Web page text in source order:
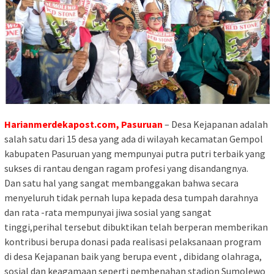
Harianmerdekapost.com, Pasuruan – Desa Kejapanan adalah
salah satu dari 15 desa yang ada di wilayah kecamatan Gempol
kabupaten Pasuruan yang mempunyai putra putri terbaik yang
sukses di rantau dengan ragam profesi yang disandangnya.
Dan satu hal yang sangat membanggakan bahwa secara
menyeluruh tidak pernah lupa kepada desa tumpah darahnya
dan rata -rata mempunyai jiwa sosial yang sangat
tinggi,perihal tersebut dibuktikan telah berperan memberikan
kontribusi berupa donasi pada realisasi pelaksanaan program
di desa Kejapanan baik yang berupa event , dibidang olahraga,
sosial dan keagamaan seperti pembenahan stadion Sumolewo